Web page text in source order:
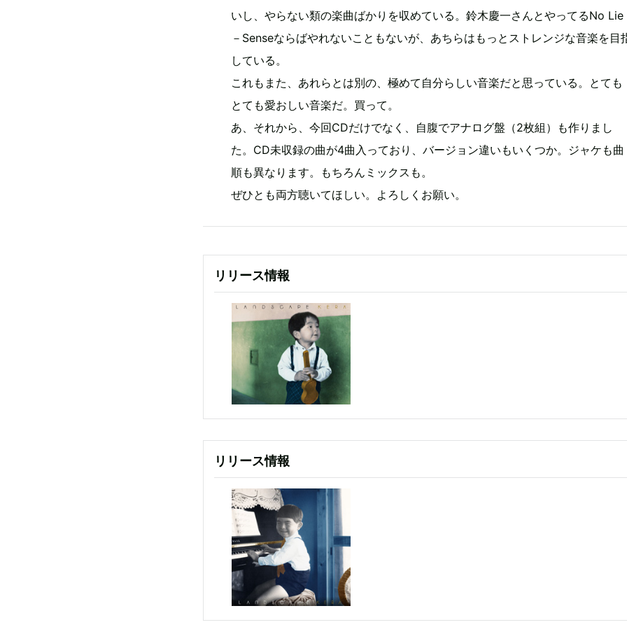
いし、やらない類の楽曲ばかりを収めている。鈴木慶一さんとやってるNo Lie
－Senseならばやれないこともないが、あちらはもっとストレンジな音楽を目
している。
これもまた、あれらとは別の、極めて自分らしい音楽だと思っている。とても
とても愛おしい音楽だ。買って。
あ、それから、今回CDだけでなく、自腹でアナログ盤（2枚組）も作りまし
た。CD未収録の曲が4曲入っており、バージョン違いもいくつか。ジャケも曲
順も異なります。もちろんミックスも。
ぜひとも両方聴いてほしい。よろしくお願い。
リリース情報
リリース情報